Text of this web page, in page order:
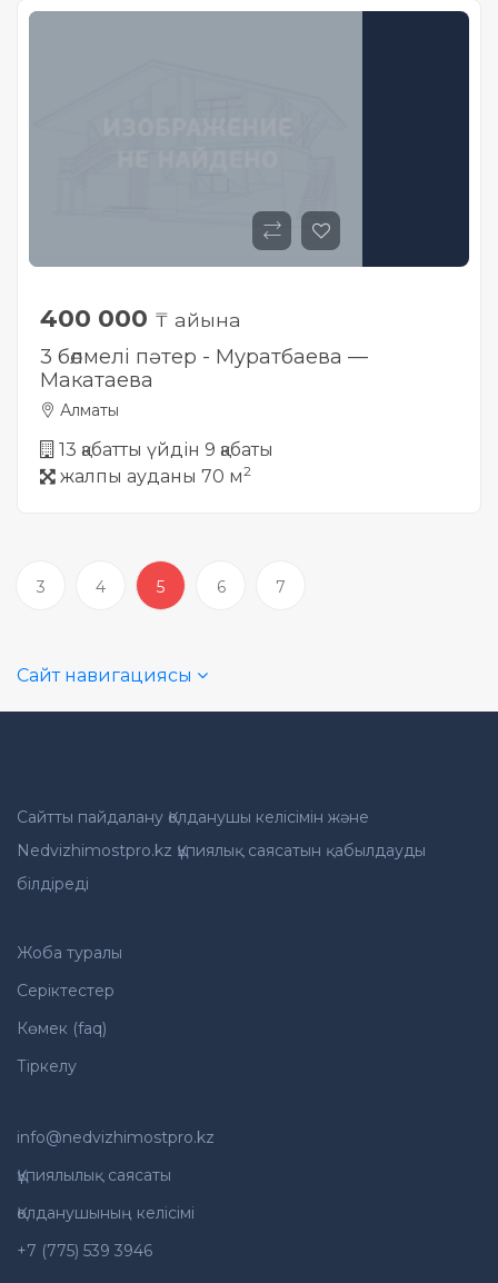
400 000 ₸ айына
3 бөлмелі пәтер - Муратбаева —
Макатаева
Алматы
13 қабатты үйдін 9 қабаты
жалпы ауданы 70 м2
3 4 5 6 7
Сайт навигациясы
Сайтты пайдалану Қолданушы келісімін және
Nedvizhimostpro.kz Құпиялық саясатын қабылдауды
білдіреді
Жоба туралы
Серіктестер
Көмек (faq)
Тіркелу
info@nedvizhimostpro.kz
Құпиялылық саясаты
Қолданушының келісімі
+7 (775) 539 3946